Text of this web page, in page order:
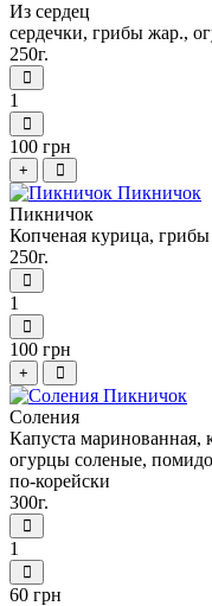
Из сердец
сердечки, грибы жар.,
250г.
1
100 грн
+
Пикничок
Копченая курица, грибы
250г.
1
100 грн
+
Соления
Капуста маринованная,
огурцы соленые,
по-корейски
300г.
1
60 грн